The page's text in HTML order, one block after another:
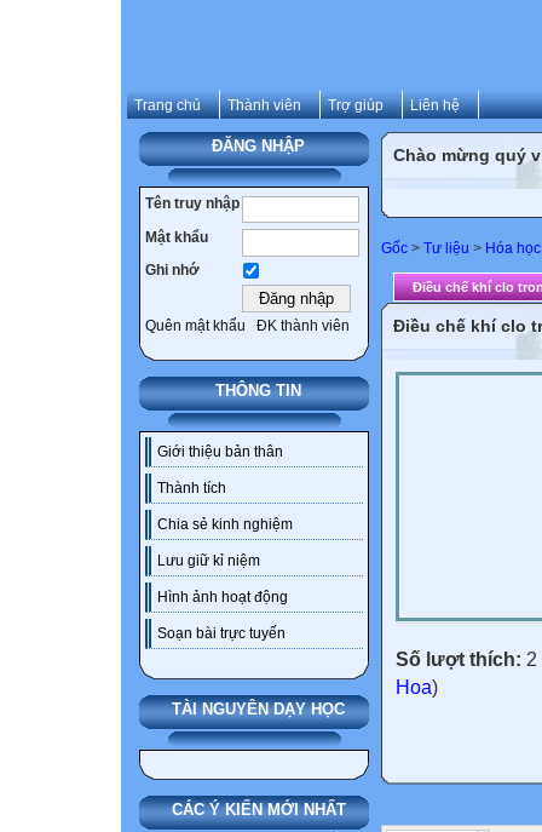
Trang chủ Thành viên Trợ giúp Liên hệ
ĐĂNG NHẬP
Tên truy nhập
Mật khẩu
Ghi nhớ
Quên mật khẩu ĐK thành viên
THÔNG TIN
Giới thiệu bản thân
Thành tích
Chia sẻ kinh nghiệm
Lưu giữ kỉ niệm
Hình ảnh hoạt động
Soạn bài trực tuyến
TÀI NGUYÊN DẠY HỌC
CÁC Ý KIẾN MỚI NHẤT
Chào mừng quý
Gốc > Tư liệu > Hóa học
Điều chế khí clo
Điều chế khí clo
Số lượt thích: 2
Hoa)